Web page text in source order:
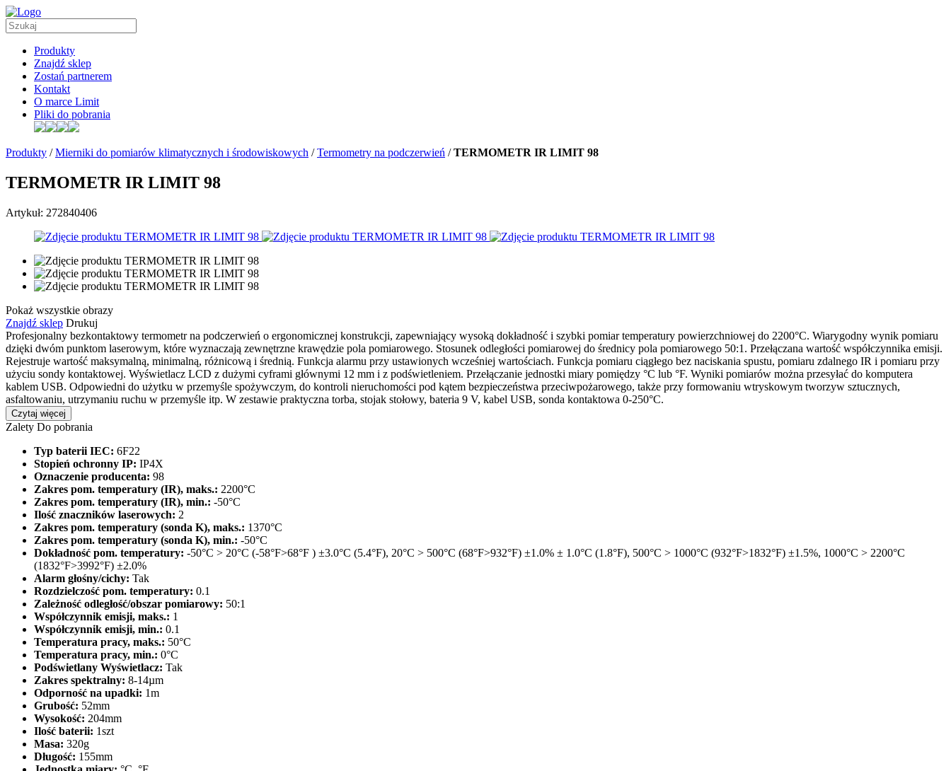
Produkty
Znajdź sklep
Zostań partnerem
Kontakt
O marce Limit
Pliki do pobrania
Produkty /Mierniki do pomiarów klimatycznych i środowiskowych /Termometry na podczerwień /TERMOMETR IR LIMIT 98
TERMOMETR IR LIMIT 98
Artykuł: 272840406
Pokaż wszystkie obrazy
Znajdź sklep Drukuj
Profesjonalny bezkontaktowy termometr na podczerwień o ergonomicznej konstrukcji, zapewniający wysoką dokładność i szybki pomiar temperatury powierzchniowej do 2200°C. Wiarygodny wynik pomiaru
dzięki dwóm punktom laserowym, które wyznaczają zewnętrzne krawędzie pola pomiarowego. Stosunek odległości pomiarowej do średnicy pola pomiarowego 50:1. Przełączana wartość współczynnika emisji.
Rejestruje wartość maksymalną, minimalną, różnicową i średnią. Funkcja alarmu przy ustawionych wcześniej wartościach. Funkcja pomiaru ciągłego bez naciskania spustu, pomiaru zdalnego IR i pomiaru przy
użyciu sondy kontaktowej. Wyświetlacz LCD z dużymi cyframi głównymi 12 mm i z podświetleniem. Przełączanie jednostki miary pomiędzy °C lub °F. Wyniki pomiarów można przesyłać do komputera
kablem USB. Odpowiedni do użytku w przemyśle spożywczym, do kontroli nieruchomości pod kątem bezpieczeństwa przeciwpożarowego, także przy formowaniu wtryskowym tworzyw sztucznych,
asfaltowaniu, utrzymaniu ruchu w przemyśle itp. W zestawie praktyczna torba, stojak stołowy, bateria 9 V, kabel USB, sonda kontaktowa 0-250°C.
Czytaj więcej
Zalety Do pobrania
Typ baterii IEC: 6F22
Stopień ochronny IP: IP4X
Oznaczenie producenta: 98
Zakres pom. temperatury (IR), maks.: 2200°C
Zakres pom. temperatury (IR), min.: -50°C
Ilość znaczników laserowych: 2
Zakres pom. temperatury (sonda K), maks.: 1370°C
Zakres pom. temperatury (sonda K), min.: -50°C
Dokładność pom. temperatury: -50°C > 20°C (-58°F>68°F ) ±3.0°C (5.4°F), 20°C > 500°C (68°F>932°F) ±1.0% ± 1.0°C (1.8°F), 500°C > 1000°C (932°F>1832°F) ±1.5%, 1000°C > 2200°C
(1832°F>3992°F) ±2.0%
Alarm głośny/cichy: Tak
Rozdzielczość pom. temperatury: 0.1
Zależność odległość/obszar pomiarowy: 50:1
Współczynnik emisji, maks.: 1
Współczynnik emisji, min.: 0.1
Temperatura pracy, maks.: 50°C
Temperatura pracy, min.: 0°C
Podświetlany Wyświetlacz: Tak
Zakres spektralny: 8-14µm
Odporność na upadki: 1m
Grubość: 52mm
Wysokość: 204mm
Ilość baterii: 1szt
Masa: 320g
Długość: 155mm